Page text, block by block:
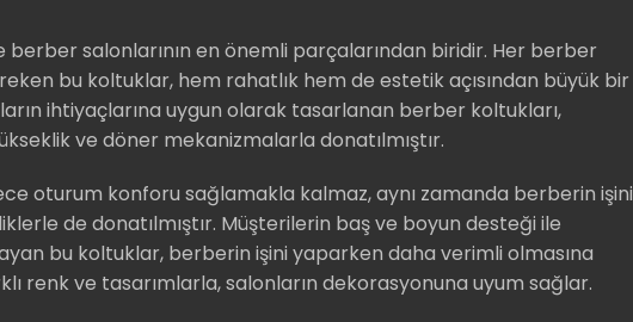
salonlarının en önemli parçalarından biridir. Her berber
bu koltuklar, hem rahatlık hem de estetik açısından büyük bir
ihtiyaçlarına uygun olarak tasarlanan berber koltukları,
ve döner mekanizmalarla donatılmıştır.
oturum konforu sağlamakla kalmaz, aynı zamanda berberin işini
de donatılmıştır. Müşterilerin baş ve boyun desteği ile
bu koltuklar, berberin işini yaparken daha verimli olmasına
renk ve tasarımlarla, salonların dekorasyonuna uyum sağlar.